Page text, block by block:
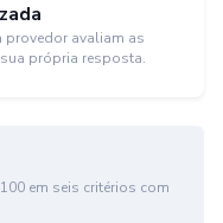
provedor avaliam as
própria resposta.
em seis critérios com